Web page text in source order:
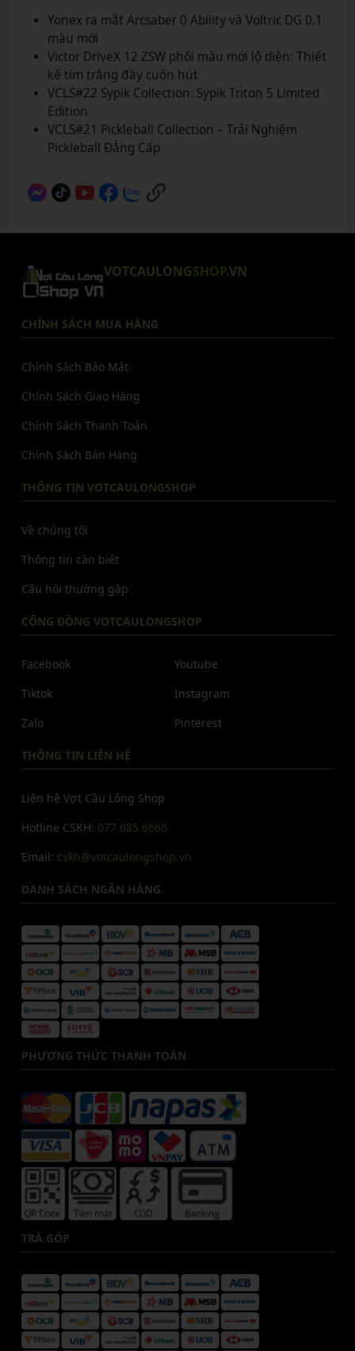
Yonex ra mắt Arcsaber 0 Ability và Voltric DG 0.1
màu mới
Victor DriveX 12 ZSW phối màu mới lộ diện: Thiết
kế tím trắng đầy cuốn hút
VCLS#22 Sypik Collection: Sypik Triton 5 Limited
Edition
VCLS#21 Pickleball Collection – Trải Nghiệm
Pickleball Đẳng Cấp
VOTCAULONGSHOP.VN
CHÍNH SÁCH MUA HÀNG
Chính Sách Bảo Mật
Chính Sách Giao Hàng
Chính Sách Thanh Toán
Chính Sách Bán Hàng
THÔNG TIN VOTCAULONGSHOP
Về chúng tôi
Thông tin cần biết
Câu hỏi thường gặp
CỘNG ĐỒNG VOTCAULONGSHOP
Facebook
Tiktok
Zalo
Youtube
Instagram
Pinterest
THÔNG TIN LIÊN HỆ
Liên hệ Vợt Cầu Lông Shop
Hotline CSKH: 077.685.6666
Email: cskh@votcaulongshop.vn
DANH SÁCH NGÂN HÀNG
PHƯƠNG THỨC THANH TOÁN
TRẢ GÓP